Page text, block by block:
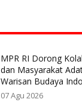
MPR RI Dorong
dan Masyarakat
Warisan Budaya
07 Agu 2026